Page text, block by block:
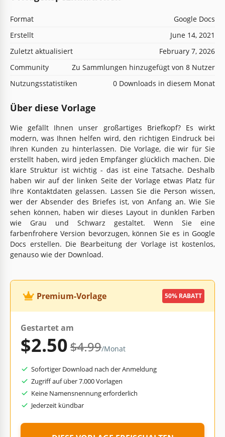
Format
Google Docs
Erstellt
June 14, 2021
Zuletzt aktualisiert
February 7, 2026
Community
Zu Sammlungen hinzugefügt von 8 Nutzer
Nutzungsstatistiken
0 Downloads in diesem Monat
Über diese Vorlage
Wie gefällt Ihnen unser großartiges Briefkopf? Es wirkt
modern, was Ihnen helfen wird, den richtigen Eindruck bei
Ihren Kunden zu hinterlassen. Die Vorlage, die wir für Sie
erstellt haben, wird jeden Empfänger glücklich machen. Die
klare Struktur ist wichtig - das ist eine Tatsache. Deshalb
haben wir auf der linken Seite der Vorlage etwas Platz für
Ihre Kontaktdaten gelassen. Lassen Sie die Person wissen,
wer der Absender des Briefes ist, von Anfang an. Wie Sie
sehen können, haben wir dieses Layout in dunklen Farben
wie Grau und Schwarz gestaltet. Wenn Sie eine
farbenfrohere Version bevorzugen, können Sie es in Google
Docs erstellen. Die Bearbeitung der Vorlage ist kostenlos,
genauso wie der Download.
Premium-Vorlage 50% RABATT
Gestartet am
$2.50$4.99/Monat
Sofortiger Download nach der Anmeldung
Zugriff auf über 7.000 Vorlagen
Keine Namensnennung erforderlich
Jederzeit kündbar